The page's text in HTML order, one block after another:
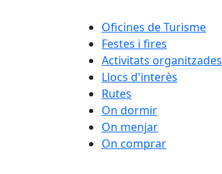
Oficines de Turisme
Festes i fires
Activitats organitzades
Llocs d'interès
Rutes
On dormir
On menjar
On comprar